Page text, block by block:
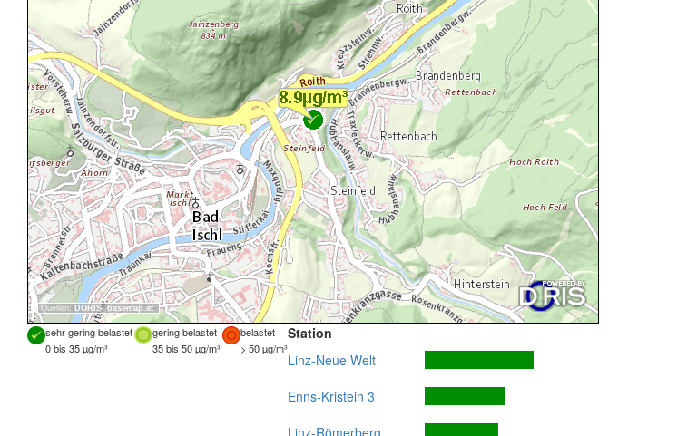
Quellen: DORIS, basemap.at
sehr gering belastet gering belastet
belastet
0 bis 35 µg/m³
35 bis 50 µg/m³ > 50 µg/m³
Station
Linz-Neue Welt
Enns-Kristein 3
Linz-Römerberg